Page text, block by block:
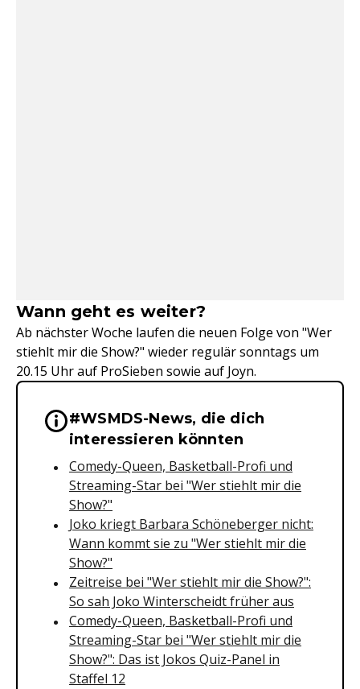
Wann geht es weiter?
Ab nächster Woche laufen die neuen Folge von "Wer
stiehlt mir die Show?" wieder regulär sonntags um
20.15 Uhr auf ProSieben sowie auf Joyn.
Wichtige Hinweise &
#WSMDS-News, die dich
interessieren könnten
Comedy-Queen, Basketball-Profi und
Streaming-Star bei "Wer stiehlt mir die
Show?"
Joko kriegt Barbara Schöneberger nicht:
Wann kommt sie zu "Wer stiehlt mir die
Show?"
Zeitreise bei "Wer stiehlt mir die Show?":
So sah Joko Winterscheidt früher aus
Comedy-Queen, Basketball-Profi und
Streaming-Star bei "Wer stiehlt mir die
Show?": Das ist Jokos Quiz-Panel in
Staffel 12